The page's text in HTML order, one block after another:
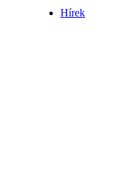
Hírek